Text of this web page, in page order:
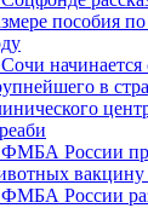
пособия
начинается
в
России
России